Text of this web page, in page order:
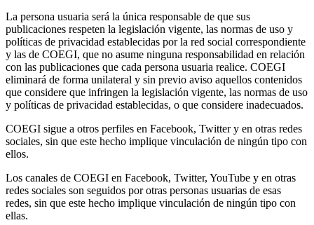
La persona usuaria será la única responsable de que sus
publicaciones respeten la legislación vigente, las normas de uso y
políticas de privacidad establecidas por la red social correspondiente
y las de COEGI, que no asume ninguna responsabilidad en relación
con las publicaciones que cada persona usuaria realice. COEGI
eliminará de forma unilateral y sin previo aviso aquellos contenidos
que considere que infringen la legislación vigente, las normas de uso
y políticas de privacidad establecidas, o que considere inadecuados.
COEGI sigue a otros perfiles en Facebook, Twitter y en otras redes
sociales, sin que este hecho implique vinculación de ningún tipo con
ellos.
Los canales de COEGI en Facebook, Twitter, YouTube y en otras
redes sociales son seguidos por otras personas usuarias de esas
redes, sin que este hecho implique vinculación de ningún tipo con
ellas.